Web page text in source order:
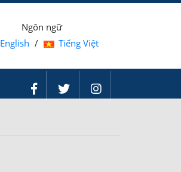
Ngôn ngữ
English / Tiếng Việt